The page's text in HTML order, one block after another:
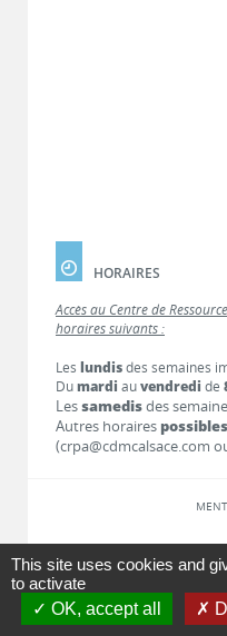
HORAIRES
Accès au Centre de
horaires suivants :
Les lundisdes semaines
Dumardi auvendredi de
Lessamedisdes
Autres horaires possibles
(crpa@cdmcalsace.com
This site uses cookies and
to activate
OK, accept all